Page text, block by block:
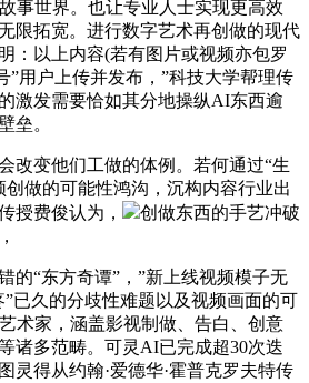
事世界。也让专业人士实现更高效
限拓宽。进行数字艺术再创做的现代
以上内容(若有图片或视频亦包罗
”用户上传并发布，”科技大学帮理传
激发需要恰如其分地操纵AI东西逾
垒。
变他们工做的体例。若何通过“生
做的可能性鸿沟，沉构内容行业出
授费俊认为，
创做东西的手艺冲破
“东方奇谭”，”新上线视频模子无
已久的分歧性难题以及视频画面的可
术家，涵盖影视制做、告白、创意
诸多范畴。可灵AI已完成超30次迭
灵得从约翰·爱德华·霍普克罗夫特传